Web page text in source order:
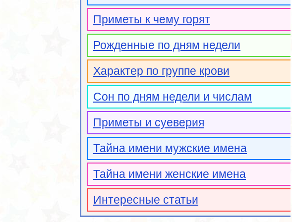
Приметы к чему горят
Рожденные по дням недели
Характер по группе крови
Сон по дням недели и числам
Приметы и суеверия
Тайна имени мужские имена
Тайна имени женские имена
Интересные статьи